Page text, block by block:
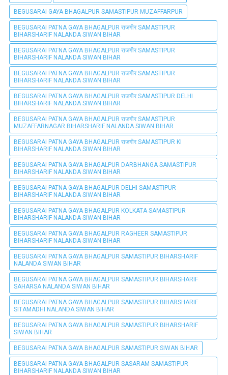
BEGUSARAI GAYA BHAGALPUR SAMASTIPUR MUZAFFARPUR
BEGUSARAI PATNA GAYA BHAGALPUR राजगीर SAMASTIPUR
BIHARSHARIF NALANDA SIWAN BIHAR
BEGUSARAI PATNA GAYA BHAGALPUR राजगीर SAMASTIPUR
BIHARSHARIF NALANDA SIWAN BIHAR
BEGUSARAI PATNA GAYA BHAGALPUR राजगीर SAMASTIPUR
BIHARSHARIF NALANDA SIWAN BIHAR
BEGUSARAI PATNA GAYA BHAGALPUR राजगीर SAMASTIPUR DELHI
BIHARSHARIF NALANDA SIWAN BIHAR
BEGUSARAI PATNA GAYA BHAGALPUR राजगीर SAMASTIPUR
MUZAFFARNAGAR BIHARSHARIF NALANDA SIWAN BIHAR
BEGUSARAI PATNA GAYA BHAGALPUR राजगीर SAMASTIPUR KI
BIHARSHARIF NALANDA SIWAN BIHAR
BEGUSARAI PATNA GAYA BHAGALPUR DARBHANGA SAMASTIPUR
BIHARSHARIF NALANDA SIWAN BIHAR
BEGUSARAI PATNA GAYA BHAGALPUR DELHI SAMASTIPUR
BIHARSHARIF NALANDA SIWAN BIHAR
BEGUSARAI PATNA GAYA BHAGALPUR KOLKATA SAMASTIPUR
BIHARSHARIF NALANDA SIWAN BIHAR
BEGUSARAI PATNA GAYA BHAGALPUR RAGHEER SAMASTIPUR
BIHARSHARIF NALANDA SIWAN BIHAR
BEGUSARAI PATNA GAYA BHAGALPUR SAMASTIPUR BIHARSHARIF
NALANDA SIWAN BIHAR
BEGUSARAI PATNA GAYA BHAGALPUR SAMASTIPUR BIHARSHARIF
SAHARSA NALANDA SIWAN BIHAR
BEGUSARAI PATNA GAYA BHAGALPUR SAMASTIPUR BIHARSHARIF
SITAMADHI NALANDA SIWAN BIHAR
BEGUSARAI PATNA GAYA BHAGALPUR SAMASTIPUR BIHARSHARIF
SIWAN BIHAR
BEGUSARAI PATNA GAYA BHAGALPUR SAMASTIPUR SIWAN BIHAR
BEGUSARAI PATNA GAYA BHAGALPUR SASARAM SAMASTIPUR
BIHARSHARIF NALANDA SIWAN BIHAR